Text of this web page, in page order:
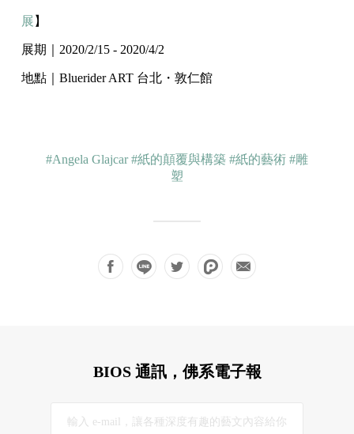
展 】
展期｜2020/2/15 - 2020/4/2
地點｜Bluerider ART 台北・敦仁館
#Angela Glajcar #紙的顛覆與構築 #紙的藝術 #雕
塑
BIOS 通訊，佛系電子報